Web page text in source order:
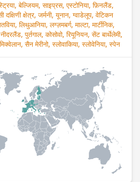
बेल्जियम, साइप्रस, एस्टोनिया, फ़िनलैंड,
दक्षिणी क्षेत्र, जर्मनी, यूनान, ग्वाडेलूप, वेटिकन
लिथुआनिया, लग्ज़मबर्ग, माल्टा, मार्टीनिक,
पुर्तगाल, कोसोवो, रियूनियन, सेंट बार्थेलेमी,
सैन मेरीनो, स्लोवाकिया, स्लोवेनिया, स्पेन